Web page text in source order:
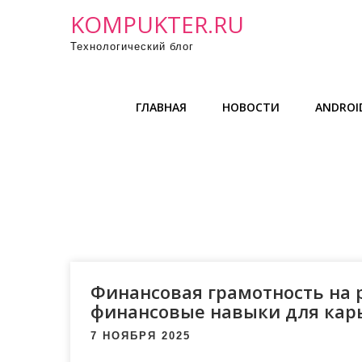
KOMPUKTER.RU
Технологический блог
ГЛАВНАЯ НОВОСТИ
Финансовая грамотность на
финансовые навыки для
7 НОЯБРЯ 2025